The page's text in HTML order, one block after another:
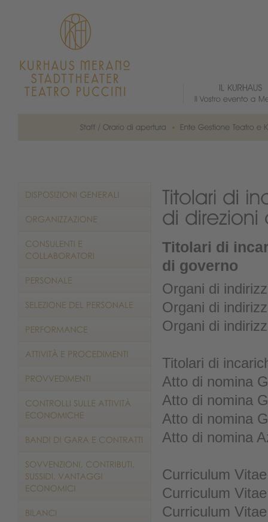
Titolari di
di governo
Organi di
Organi di
Organi di
Titolari di
Atto di nomina
Atto di nomina
Atto di nomina
Atto di nomina
Curriculum
Curriculum
Curriculum